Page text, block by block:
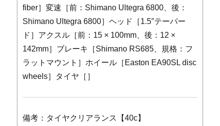
fiber］変速［前：Shimano Ultegra 6800、後：
Shimano Ultegra 6800］ヘッド［1.5″テーパー
ド］アクスル［前：15 × 100mm、後：12 ×
142mm］ブレーキ［Shimano RS685、規格：フ
ラットマウント］ホイール［Easton EA90SL disc
wheels］タイヤ［］
備考：タイヤクリアランス【40c】